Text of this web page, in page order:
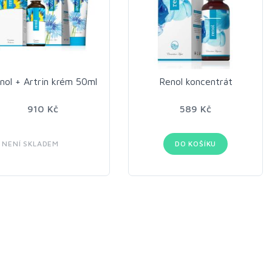
+ Artrin krém 50ml
910 Kč
NENÍ SKLADEM
Renol koncentrát
589 Kč
DO KOŠÍKU